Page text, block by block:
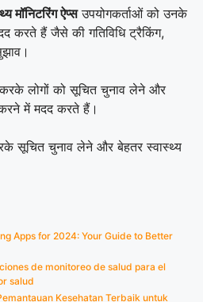
मॉनिटरिंग ऐप्सउपयोगकर्ताओं को उनके
करते हैं जैसे की गतिविधि ट्रैकिंग,
करके लोगों को सूचित चुनाव लेने और
करने में मदद करते हैं।
सूचित चुनाव लेने और बेहतर स्वास्थ्य
Apps for 2024: Your Guide to Better
de monitoreo de salud para el
salud
Kesehatan Terbaik untuk